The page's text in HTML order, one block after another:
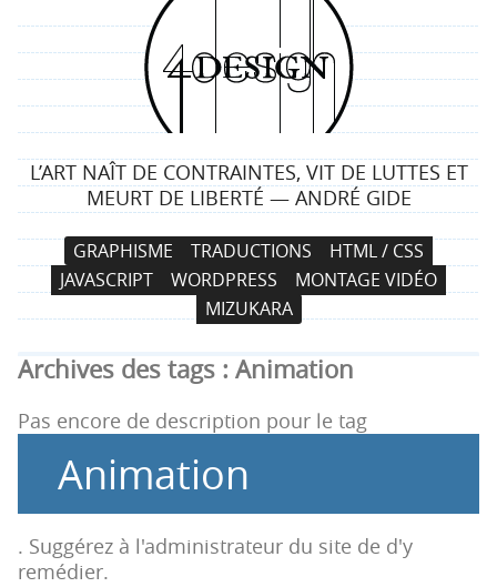
4
d
e
s
i
g
L’ART NAÎT DE CONTRAINTES, VIT DE LUTTES ET
MEURT DE LIBERTÉ — ANDRÉ GIDE
g
a
t
i
p
i
r
a
u
c
t
n
GRAPHISME TRADUCTIONS
HTML / CSS
JAVASCRIPT
WORDPRESS
MONTAGE VIDÉO
MIZUKARA
Archives des tags : Animation
Pas encore de description pour le tag
Animation
. Suggérez à l'administrateur du site de d'y
remédier.